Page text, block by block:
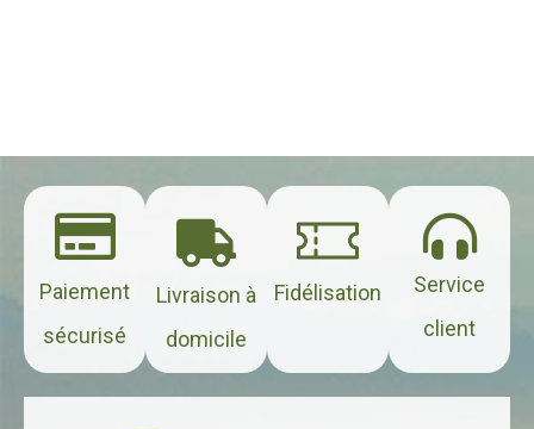
Paiement
sécurisé
Livraison à
domicile
Fidélisation
Service
client